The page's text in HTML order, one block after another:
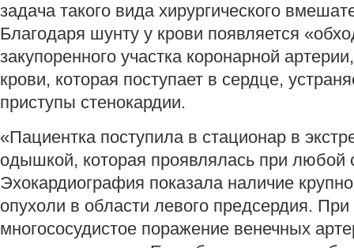
задача такого вида хирургического
Благодаря шунту у крови появляется
закупоренного участка коронарной
крови, которая поступает в сердце,
приступы стенокардии.
«Пациентка поступила в стационар в
одышкой, которая проявлялась при любой
Эхокардиография показала наличие
опухоли в области левого предсердия.
многососудистое поражение венечных